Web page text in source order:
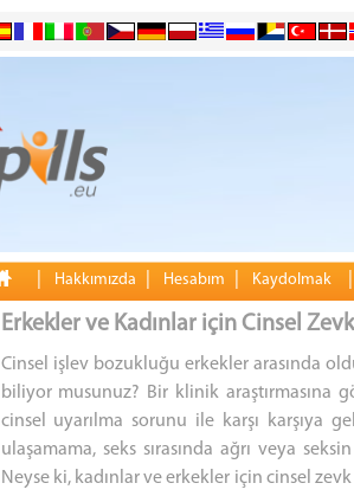
Hakkımızda Hesabım Kaydolmak
Erkekler ve Kadınlar için Cinsel
Cinsel işlev bozukluğu erkekler arasında
biliyor musunuz? Bir klinik araştırmasına
cinsel uyarılma sorunu ile karşı karşıya
ulaşamama, seks sırasında ağrı veya
Neyse ki, kadınlar ve erkekler için cinsel